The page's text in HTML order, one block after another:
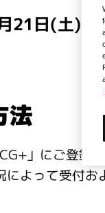
21日(土)
法
」にご登録
よって受付お